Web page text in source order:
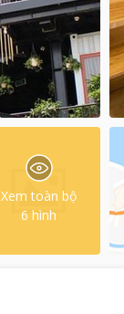
Xem toàn bộ
6 hình